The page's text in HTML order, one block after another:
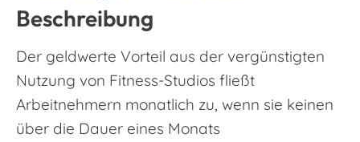
Beschreibung
Der geldwerte Vorteil aus der vergünstigten
Nutzung von Fitness-Studios fließt
Arbeitnehmern monatlich zu, wenn sie keinen
über die Dauer eines Monats